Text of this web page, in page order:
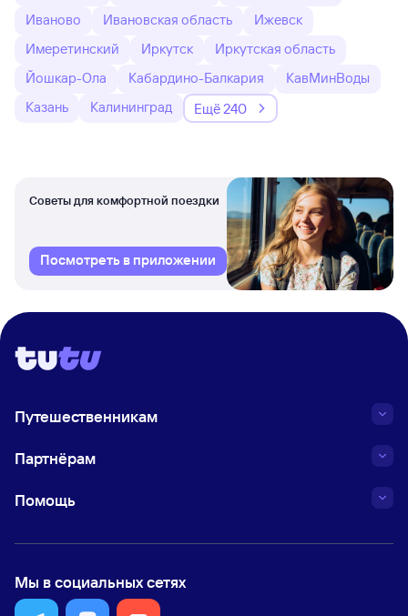
Иваново
Ивановская область
Ижевск
Имеретинский
Иркутск
Иркутская область
Йошкар-Ола
Кабардино-Балкария
КавМинВоды
Казань
Калининград Ещё 240
Советы для комфортной поездки
Посмотреть в приложении
Путешественникам
Партнёрам
Помощь
Мы в социальных сетях